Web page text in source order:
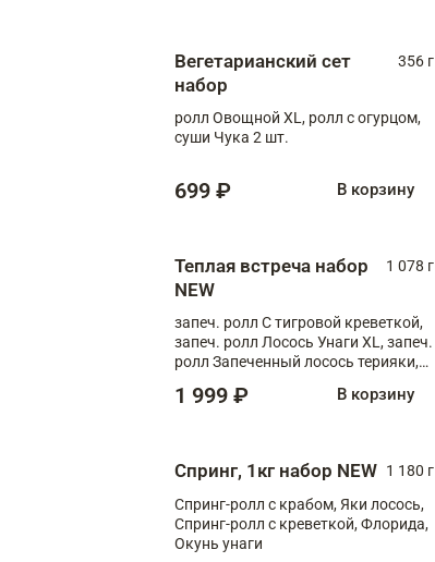
Вегетарианский сет
набор
356 г
ролл Овощной XL, ролл с огурцом,
суши Чука 2 шт.
699 ₽ В корзину
Теплая встреча набор
NEW
1 078 г
запеч. ролл С тигровой креветкой,
запеч. ролл Лосось Унаги XL, запеч.
ролл Запеченный лосось терияки,
1 999 ₽ В корзину
Спринг, 1кг набор NEW 1 180 г
Спринг-ролл с крабом, Яки лосось,
Спринг-ролл с креветкой, Флорида,
Окунь унаги